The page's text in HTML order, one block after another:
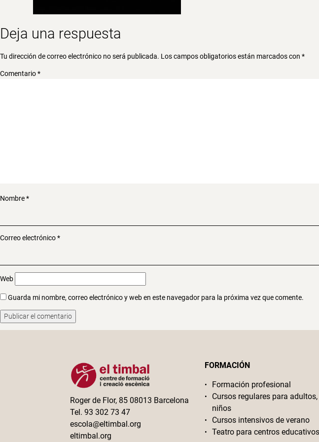
Deja una respuesta
Tu dirección de correo electrónico no será publicada. Los campos obligatorios están marcados con *
Comentario*
Nombre*
Correo electrónico*
Web
Guarda mi nombre, correo electrónico y web en este navegador para la próxima vez que comente.
Roger de Flor, 85 08013 Barcelona
Tel. 93 302 73 47
escola@eltimbal.org
eltimbal.org
FORMACIÓN
Formación profesional
Cursos regulares para
niños
Cursos intensivos de verano
Teatro para centros educativos